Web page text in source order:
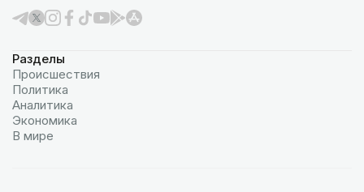
Разделы
Происшествия
Политика
Аналитика
Экономика
В мире